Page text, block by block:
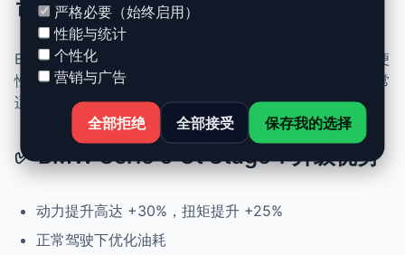
BMW Serie 6 Gt 的 Stage 1 升级结合了性能、安全与简便
性。无需机械改动，即可提升动力、扭矩并优化油耗。非常
适合追求更灵敏驾驶体验且希望保持原厂可靠性的车主。
✅ BMW Serie 6 Gt Stage 1 升级优势
动力提升高达 +30%，扭矩提升 +25%
正常驾驶下优化油耗
严格必要（始终启用）
性能与统计
个性化
营销与广告
全部拒绝 全部接受 保存我的选择